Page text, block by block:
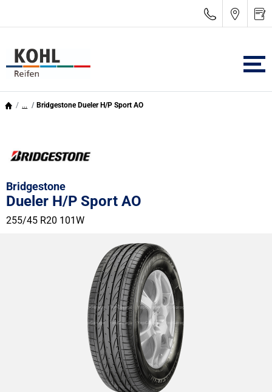
... Bridgestone Dueler H/P Sport AO
Bridgestone
Dueler H/P Sport AO
255/45 R20 101W